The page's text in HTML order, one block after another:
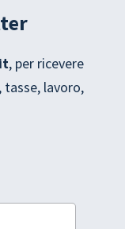
, per ricevere
tasse, lavoro,